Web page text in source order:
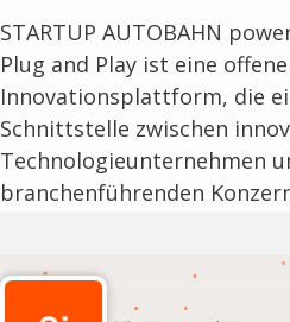
STARTUP AUTOBAHN
Plug and Play ist eine offene
Innovationsplattform, die
Schnittstelle zwischen
Technologieunternehmen
branchenführenden